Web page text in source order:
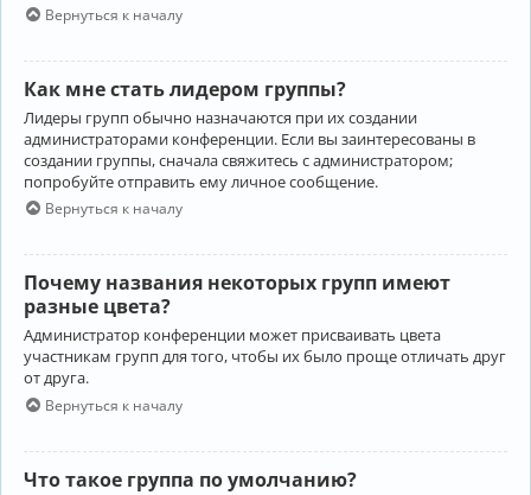
Вернуться к началу
Как мне стать лидером группы?
Лидеры групп обычно назначаются при их создании
администраторами конференции. Если вы заинтересованы в
создании группы, сначала свяжитесь с администратором;
попробуйте отправить ему личное сообщение.
Вернуться к началу
Почему названия некоторых групп имеют
разные цвета?
Администратор конференции может присваивать цвета
участникам групп для того, чтобы их было проще отличать друг
от друга.
Вернуться к началу
Что такое группа по умолчанию?